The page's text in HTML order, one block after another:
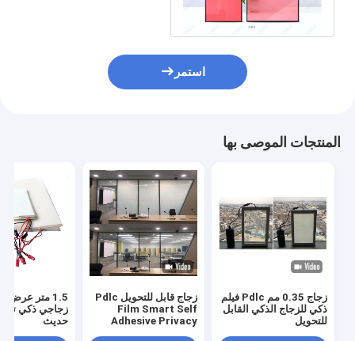
استمر
المنتجات الموصى بها
زجاج 0.35 مم Pdlc فيلم
ذكي للزجاج الذكي القابل
للتحويل
زجاج قابل للتحويل Pdlc
Film Smart Self
Adhesive Privacy
1.5 متر عرض
زجاجي ذكي
حديث